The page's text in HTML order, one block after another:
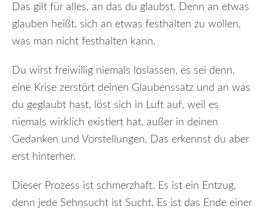
Das gilt für alles, an das du glaubst. Denn an etwas
glauben heißt, sich an etwas festhalten zu wollen,
was man nicht festhalten kann.
Du wirst freiwillig niemals loslassen, es sei denn,
eine Krise zerstört deinen Glaubenssatz und an was
du geglaubt hast, löst sich in Luft auf, weil es
niemals wirklich existiert hat, außer in deinen
Gedanken und Vorstellungen. Das erkennst du aber
erst hinterher.
Dieser Prozess ist schmerzhaft. Es ist ein Entzug,
denn jede Sehnsucht ist Sucht. Es ist das Ende einer